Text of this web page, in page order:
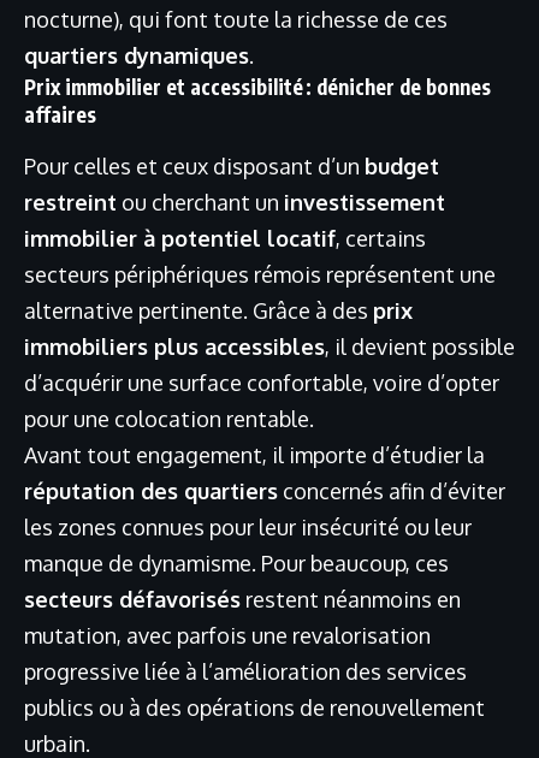
nocturne), qui font toute la richesse de ces
quartiers dynamiques.
Prix immobilier et accessibilité : dénicher de bonnes
affaires
Pour celles et ceux disposant d’un budget
restreint ou cherchant un investissement
immobilier à potentiel locatif, certains
secteurs périphériques rémois représentent une
alternative pertinente. Grâce à des prix
immobiliers plus accessibles, il devient possible
d’acquérir une surface confortable, voire d’opter
pour une colocation rentable.
Avant tout engagement, il importe d’étudier la
réputation des quartiers concernés afin d’éviter
les zones connues pour leur insécurité ou leur
manque de dynamisme. Pour beaucoup, ces
secteurs défavorisés restent néanmoins en
mutation, avec parfois une revalorisation
progressive liée à l’amélioration des services
publics ou à des opérations de renouvellement
urbain.